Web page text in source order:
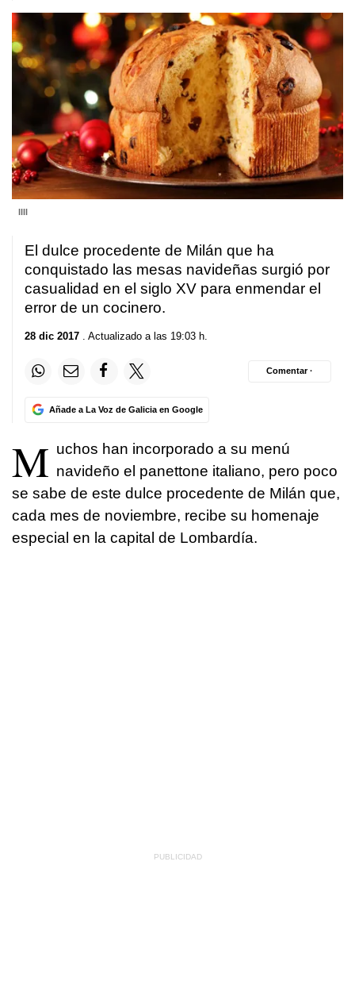
llll
El dulce procedente de Milán que ha
conquistado las mesas navideñas surgió por
casualidad en el siglo XV para enmendar el
error de un cocinero.
28 dic 2017 . Actualizado a las 19:03 h.
Añade a La Voz de Galicia en Google
Comentar ·
M uchos han incorporado a su menú
navideño el panettone italiano, pero poco
se sabe de este dulce procedente de Milán que,
cada mes de noviembre, recibe su homenaje
especial en la capital de Lombardía.